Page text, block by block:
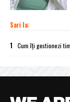
Sari la:
1 Cum îți gestionezi